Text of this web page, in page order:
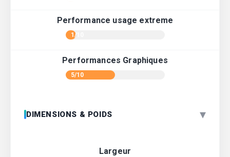
Performance usage extreme
1/10
Performances Graphiques
5/10
DIMENSIONS & POIDS ▾
Largeur